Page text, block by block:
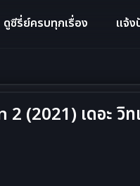
ดูซีรี่ย์ครบทุกเรื่อง แจ้ง
(2021) เดอะ วิ